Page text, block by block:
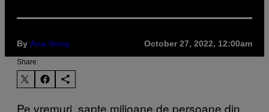
By Ana Voog October 27, 2022, 12:00am
Share:
Pe vremuri, șapte milioane de persoane din